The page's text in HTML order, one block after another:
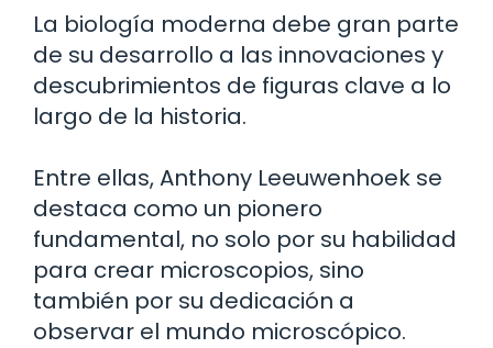
La biología moderna debe gran parte
de su desarrollo a las innovaciones y
descubrimientos de figuras clave a lo
largo de la historia.
Entre ellas, Anthony Leeuwenhoek se
destaca como un pionero
fundamental, no solo por su habilidad
para crear microscopios, sino
también por su dedicación a
observar el mundo microscópico.